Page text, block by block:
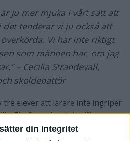
din integritet
är ju mer mjuka i vårt sätt att
det tenderar vi ju också att
Vi har inte riktigt
som männen har, om jag
– Cecilia Strandevall,
skoldebattör
tre elever att lärare inte ingriper
För Strandevall är siffrorna
inte längre förmår upprätthålla